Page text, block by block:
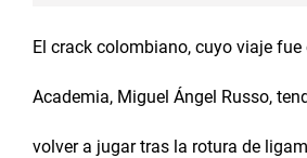
El crack colombiano, cuyo viaje
Academia, Miguel Ángel Russo,
volver a jugar tras la rotura de